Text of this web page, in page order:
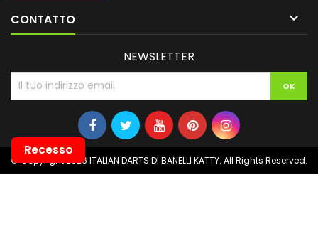
CONTATTO 
NEWSLETTER
© Copyright 2026 ITALIAN DARTS DI BANELLI KATTY. All Rights Reserved.
Recesso